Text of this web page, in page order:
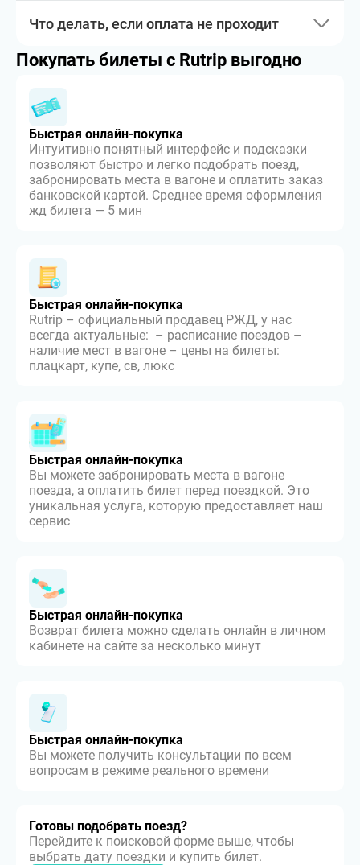
Что делать, если оплата не проходит
Покупать билеты с Rutrip выгодно
Быстрая онлайн-покупка
Интуитивно понятный интерфейс и подсказки
позволяют быстро и легко подобрать поезд,
забронировать места в вагоне и оплатить заказ
банковской картой. Среднее время оформления
жд билета — 5 мин
Быстрая онлайн-покупка
Rutrip – официальный продавец РЖД, у нас
всегда актуальные: – расписание поездов –
наличие мест в вагоне – цены на билеты:
плацкарт, купе, св, люкс
Быстрая онлайн-покупка
Вы можете забронировать места в вагоне
поезда, а оплатить билет перед поездкой. Это
уникальная услуга, которую предоставляет наш
сервис
Быстрая онлайн-покупка
Возврат билета можно сделать онлайн в личном
кабинете на сайте за несколько минут
Быстрая онлайн-покупка
Вы можете получить консультации по всем
вопросам в режиме реального времени
Готовы подобрать поезд?
Перейдите к поисковой форме выше, чтобы
выбрать дату поездки и купить билет.